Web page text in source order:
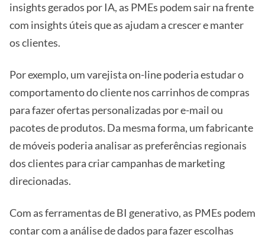
insights gerados por IA, as PMEs podem sair na frente
com insights úteis que as ajudam a crescer e manter
os clientes.
Por exemplo, um varejista on-line poderia estudar o
comportamento do cliente nos carrinhos de compras
para fazer ofertas personalizadas por e-mail ou
pacotes de produtos. Da mesma forma, um fabricante
de móveis poderia analisar as preferências regionais
dos clientes para criar campanhas de marketing
direcionadas.
Com as ferramentas de BI generativo, as PMEs podem
contar com a análise de dados para fazer escolhas